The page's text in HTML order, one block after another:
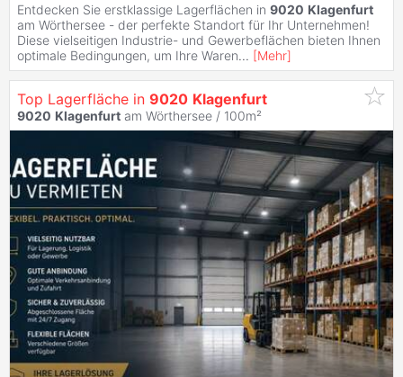
Entdecken Sie erstklassige Lagerflächen in 9020 Klagenfurt
am Wörthersee - der perfekte Standort für Ihr Unternehmen!
Diese vielseitigen Industrie- und Gewerbeflächen bieten Ihnen
optimale Bedingungen, um Ihre Waren... [Mehr]
Top Lagerfläche in 9020 Klagenfurt
9020 Klagenfurt am Wörthersee / 100m²